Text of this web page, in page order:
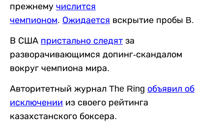
прежнему числится
чемпионом. Ожидается вскрытие пробы B.
В США пристально следят за
разворачивающимся допинг-скандалом
вокруг чемпиона мира.
Авторитетный журнал The Ring объявил об
исключении из своего рейтинга
казахстанского боксера.